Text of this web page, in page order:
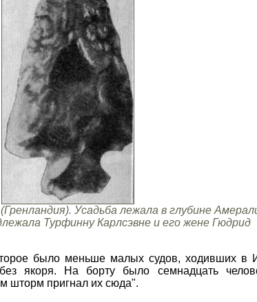
Усадьба лежала в глубине
Турфинну Карлсэвне и его жене Гюдрид
было меньше малых судов, ходивших
якоря. На борту было семнадцать
шторм пригнал их сюда".